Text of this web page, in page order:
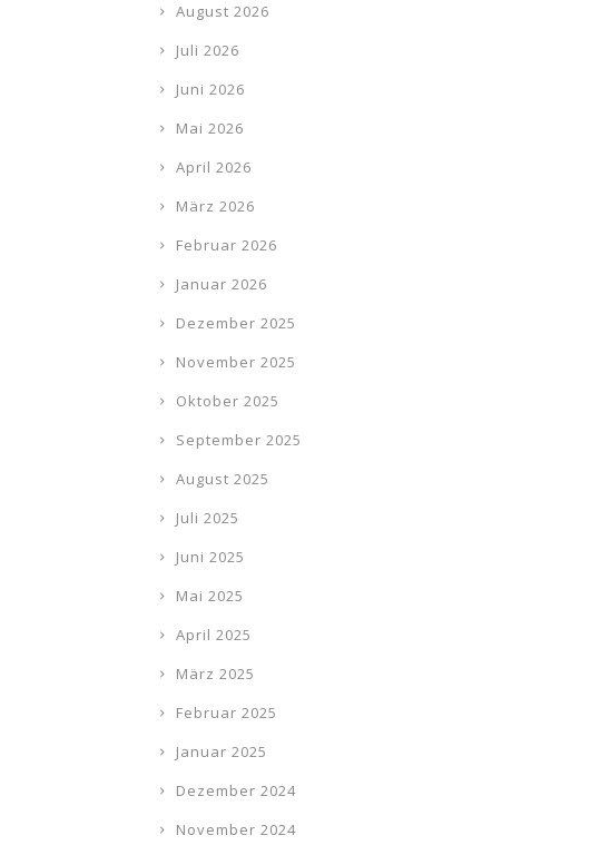
August 2026
Juli 2026
Juni 2026
Mai 2026
April 2026
März 2026
Februar 2026
Januar 2026
Dezember 2025
November 2025
Oktober 2025
September 2025
August 2025
Juli 2025
Juni 2025
Mai 2025
April 2025
März 2025
Februar 2025
Januar 2025
Dezember 2024
November 2024